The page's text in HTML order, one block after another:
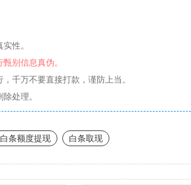
性。
别信息真伪。
千万不要直接打款，谨防上当。
处理。
白条额度提现 白条取现